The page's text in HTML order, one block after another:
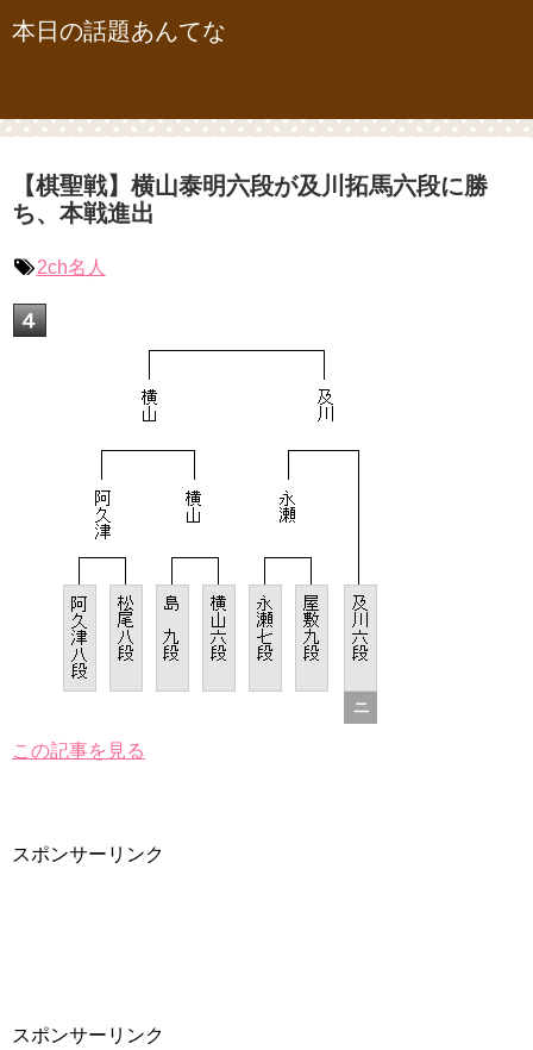
本日の話題あんてな
【棋聖戦】横山泰明六段が及川拓馬六段に勝
ち、本戦進出
2ch名人
この記事を見る
スポンサーリンク
スポンサーリンク